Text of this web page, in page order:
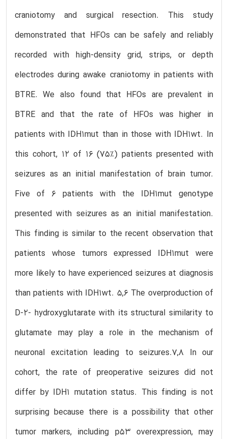
craniotomy and surgical resection. This study
demonstrated that HFOs can be safely and reliably
recorded with high-density grid, strips, or depth
electrodes during awake craniotomy in patients with
BTRE. We also found that HFOs are prevalent in
BTRE and that the rate of HFOs was higher in
patients with IDH1mut than in those with IDH1wt. In
this cohort, 12 of 16 (75%) patients presented with
seizures as an initial manifestation of brain tumor.
Five of 6 patients with the IDH1mut genotype
presented with seizures as an initial manifestation.
This finding is similar to the recent observation that
patients whose tumors expressed IDH1mut were
more likely to have experienced seizures at diagnosis
than patients with IDH1wt. 5,6 The overproduction of
D-2- hydroxyglutarate with its structural similarity to
glutamate may play a role in the mechanism of
neuronal excitation leading to seizures.7,8 In our
cohort, the rate of preoperative seizures did not
differ by IDH1 mutation status. This finding is not
surprising because there is a possibility that other
tumor markers, including p53 overexpression, may